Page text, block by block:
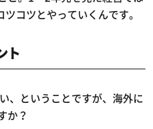
コツとやっていくんです。
ト
、ということですが、海外に
か？